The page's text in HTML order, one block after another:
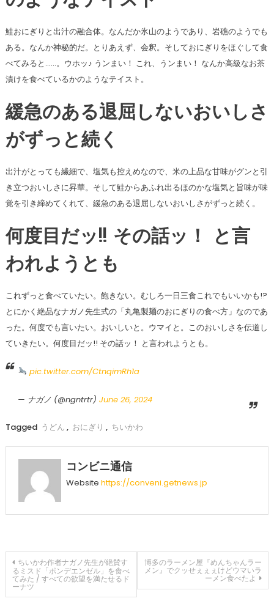
鮭おにぎりと出汁の融合体。なんだか氷山のようであり、岩礁のようでも
ある。なんか神秘的だ。とりあえず、会釈。そしておにぎりをほぐして食
べてみると……。ウホッ♪ うンまい！ これ、うンまい！ なんか高級なお茶
漬けを食べているかのようなテイスト。
緩急のある退屈しないおいしさ
がずっと続く
出汁がとっても繊細で、塩気も控えめなので、米の上品な甘味がグンと引
き立つおいしさに昇華。そして鮭からあふれ出るほのかな塩気と旨味が味
覚を引き締めてくれて、緩急のある退屈しないおいしさがずっと続く。
何度目だッ!! その話ッ！ と言
われようとも
これずっと食べていたい。飽きない。むしろ一日三食これでもいいかも!?
とにかく絶品なナガノ先生式の「丸亀製麺のおにぎりの食べ方」なのであ
った。何度でも言いたい。おいしいと。ウマイと。このおいしさを伝道し
ていきたい。何度目だッ!! その話ッ！ と言われようとも。
pic.twitter.com/CtnqimRh1a
— ナガノ (@ngntrtr) June 26, 2024
Tagged うどん , おにぎり , ちいかわ
コンビニ通信
Website https://conveni.getnews.jp
投
稿
ちいかわ作者ナガノ先生が絶賛す
るミスド「ポンデエンゼル」を食べ
てみた / すべての欲望を満たせるド
ーナツ
博多のラーメン屋『めんちゃんラー
メン』でクッせぇぇぇけどウマいラ
ーメン食べたよ